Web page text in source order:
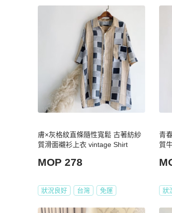
膚×灰格紋直條隨性寬鬆 古著紡紗
質滑面襯衫上衣 vintage Shirt
MOP 278
狀況良好 台灣 免運
青
質
狀